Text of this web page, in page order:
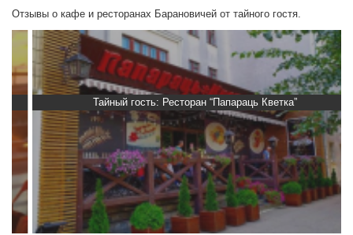
Отзывы о кафе и ресторанах Барановичей от тайного гостя.
Тайный гость: Ресторан “Папараць Кветка”